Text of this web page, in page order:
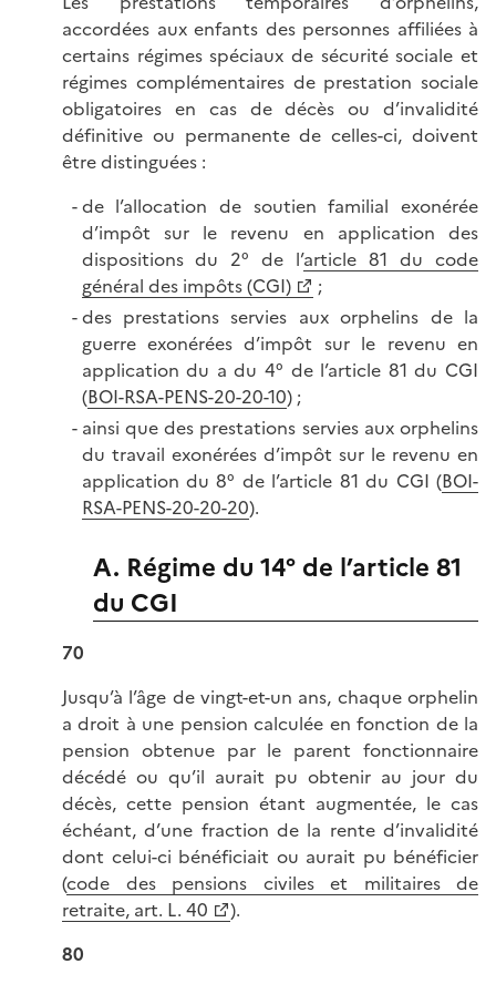
accordées aux enfants des personnes affiliées à
certains régimes spéciaux de sécurité sociale et
régimes complémentaires de prestation sociale
obligatoires en cas de décès ou d’invalidité
définitive ou permanente de celles-ci, doivent
être distinguées :
de l’allocation de soutien familial exonérée
d’impôt sur le revenu en application des
dispositions du 2° de l’article 81 du code
général des impôts (CGI)
;
des prestations servies aux orphelins de la
guerre exonérées d’impôt sur le revenu en
application du a du 4° de l’article 81 du CGI
(BOI-RSA-PENS-20-20-10) ;
ainsi que des prestations servies aux orphelins
du travail exonérées d’impôt sur le revenu en
application du 8° de l’article 81 du CGI (BOI-
RSA-PENS-20-20-20).
A. Régime du 14° de l’article 81
du CGI
70
Jusqu’à l’âge de vingt-et-un ans, chaque orphelin
a droit à une pension calculée en fonction de la
pension obtenue par le parent fonctionnaire
décédé ou qu’il aurait pu obtenir au jour du
décès, cette pension étant augmentée, le cas
échéant, d’une fraction de la rente d’invalidité
dont celui-ci bénéficiait ou aurait pu bénéficier
(code des pensions civiles et militaires de
retraite, art. L. 40
).
80